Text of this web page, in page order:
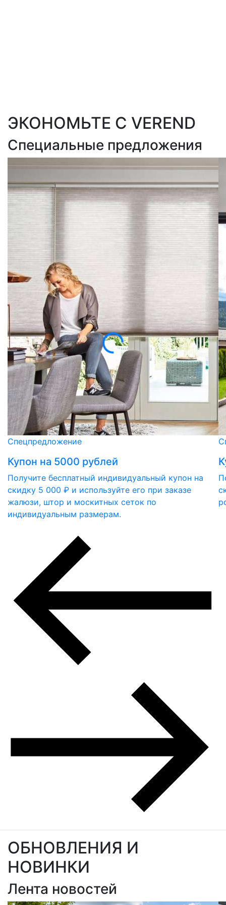
ЭКОНОМЬТЕ С VEREND
Специальные предложения
Спецпредложение
Купон на 5000 рублей
Получите бесплатный индивидуальный купон на
скидку 5 000 ₽ и используйте его при заказе
жалюзи, штор и москитных сеток по
индивидуальным размерам.
ОБНОВЛЕНИЯ И
НОВИНКИ
Лента новостей